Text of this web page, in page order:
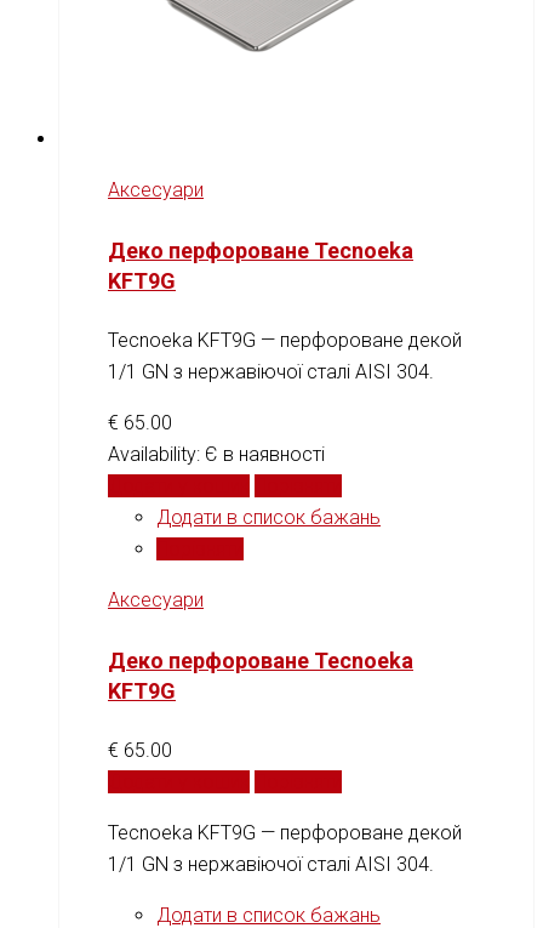
Аксесуари
Деко перфороване Tecnoeka
KFT9G
Tecnoeka KFT9G — перфороване декой
1/1 GN з нержавіючої сталі AISI 304.
€ 65.00
Availability: Є в наявності
Додати в список бажань
Аксесуари
Деко перфороване Tecnoeka
KFT9G
€ 65.00
Tecnoeka KFT9G — перфороване декой
1/1 GN з нержавіючої сталі AISI 304.
Додати в список бажань